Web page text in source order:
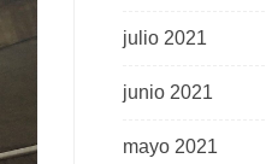
julio 2021
junio 2021
mayo 2021